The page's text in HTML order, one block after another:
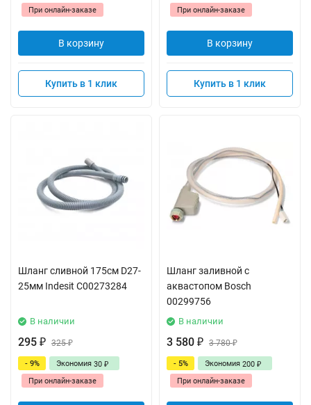
При онлайн-заказе
В корзину
Купить в 1 клик
При онлайн-заказе
В корзину
Купить в 1 клик
Шланг сливной 175см D27-
25мм Indesit C00273284
В наличии
295 ₽ 325₽
- 9% Экономия 30 ₽
При онлайн-заказе
Шланг заливной с
аквастопом Bosch
00299756
В наличии
3 580 ₽ 3 780₽
- 5% Экономия 200 ₽
При онлайн-заказе